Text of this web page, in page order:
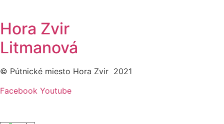
Hora Zvir
Litmanová
© Pútnické miesto Hora Zvir 2021
Facebook Youtube